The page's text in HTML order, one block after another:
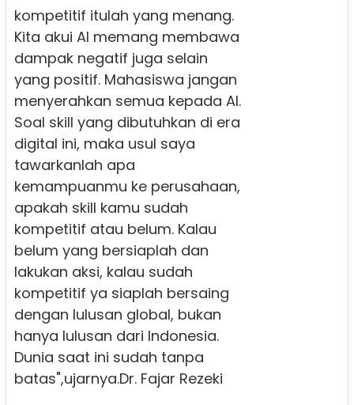
kompetitif itulah yang menang.
Kita akui AI memang membawa
dampak negatif juga selain
yang positif. Mahasiswa jangan
menyerahkan semua kepada AI.
Soal skill yang dibutuhkan di era
digital ini, maka usul saya
tawarkanlah apa
kemampuanmu ke perusahaan,
apakah skill kamu sudah
kompetitif atau belum. Kalau
belum yang bersiaplah dan
lakukan aksi, kalau sudah
kompetitif ya siaplah bersaing
dengan lulusan global, bukan
hanya lulusan dari Indonesia.
Dunia saat ini sudah tanpa
batas",ujarnya.Dr. Fajar Rezeki